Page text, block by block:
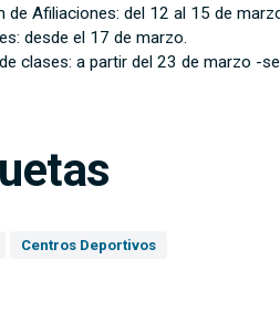
de Afiliaciones: del 12 al 15 de
desde el 17 de marzo.
clases: a partir del 23 de marzo -
Centros Deportivos